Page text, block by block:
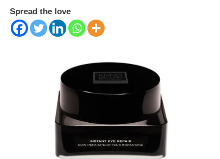
Spread the love